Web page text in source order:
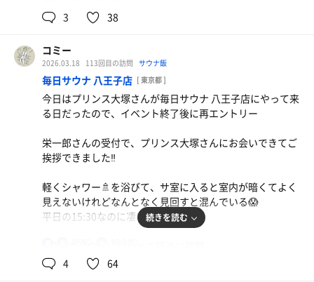
醤油ラーメン ミニバターチキンカレーセット
カレーがめちゃくちゃ美味しかった！ ラーメンも見た
まれる
水風呂前にタイルでできた内気浴スペース、目の前の壁に
は、滝が描かれたタイル絵があり、見上げるほどの高さが
ありダイナミックさを感じます
扉を開けると外気浴スペースでアディロンダックチェアと
雨粒にあたりながらの休憩も乙でした‼️
象的でした
に熱さを纏った蒸気が降りて来ました
💧水風呂
水は地下水で軟水を更に濾過した超軟水なので肌触りには
滑らか
裏でその感覚を感じる
サウナエリアにはシャワー🚿がないので、掛け水は水風呂
ととのいスペースに向かう通路にハット掛けのフック、階
段下はととのいスペース
外気浴がメイン
大きなオリーブ🫒の鉢植えがドンとあり
入口を入ると正面に大きな窓、その下に内湯の湯船，左側
に温泉が出てくる山のような形状の吐出口から音を立てて
流れて落ちできます
内湯の手間の両サイドにカランが並び右側の一角に立ちシ
ャワーが1箇所ありました
カランで洗体して内湯で温まり，扉を開けて何段か階段を
降りて露天スペースへ
★水風呂💧
階段を降りると右側に四角い湯船、これが水風呂、温度
18℃位でそんなに冷たいという感じではなく、ゆっくりク
★露天風呂
近くに着いていたけれど、詳細な場所が頭に入ってなく、
少し迷う坂を上るとコインランドリーの文字、ここかあ！
大きな暖簾を見るだけで心躍る暖簾を潜ると飴色になって
いる木製の大きな下駄箱が目に入り、写真に収めたくて📱
を手に取っている
ルが付きますが、他にも必要な物はありませんか？』と丁
寧に聞かれて『ありません』と答えるとサと記載されてい
男湯の暖簾を潜り、脱衣室に入ると茶系で統一された落ち
着いた雰囲気、先程渡されたキーはロッカーのキーではな
ロッカーにキーが刺さっているところが空きになっていま
3 38
コミー
2026.03.18 113回目の訪問 サウナ飯
毎日サウナ 八王子店 [ 東京都 ]
今日はプリンス大塚さんが毎日サウナ 八王子店にやって来
る日だったので、イベント終了後に再エントリー
栄一郎さんの受付で、プリンス大塚さんにお会いできてご
挨拶できました‼️
軽くシャワー🚿を浴びて、サ室に入ると室内が暗くてよく
見えないけれどなんとなく見回すと混んでいる😱
平日の15:30なのに凄い人気🤩
毎サ8の薪ストーブはパワーが強い、そしてスチームジェ
続きを読む
4 64